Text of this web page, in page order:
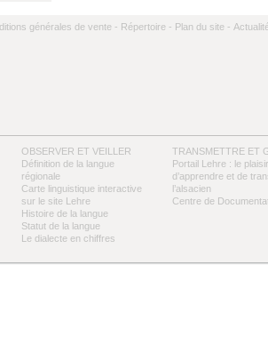
générales de vente - Répertoire - Plan du site -
OBSERVER ET VEILLER
Définition de la langue
régionale
Carte linguistique interactive
sur le site Lehre
Histoire de la langue
Statut de la langue
Le dialecte en chiffres
TRANSMETTRE ET
Portail Lehre : le plaisir
d’apprendre et de
l’alsacien
Centre de